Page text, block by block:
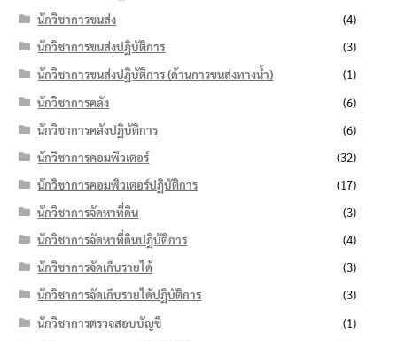
นักวิชาการขนส่ง
(4)
นักวิชาการขนส่งปฏิบัติการ
(3)
นักวิชาการขนส่งปฏิบัติการ (ด้านการขนส่งทางน้ำ)
(1)
นักวิชาการคลัง
(6)
นักวิชาการคลังปฏิบัติการ
(6)
นักวิชาการคอมพิวเตอร์
(32)
นักวิชาการคอมพิวเตอร์ปฏิบัติการ
(17)
นักวิชาการจัดหาที่ดิน
(3)
นักวิชาการจัดหาที่ดินปฏิบัติการ
(4)
นักวิชาการจัดเก็บรายได้
(3)
นักวิชาการจัดเก็บรายได้ปฏิบัติการ
(3)
นักวิชาการตรวจสอบบัญชี
(1)